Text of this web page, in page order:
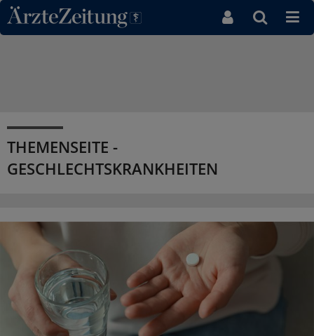
Direkt zum Inhaltsbereich
THEMENSEITE -
GESCHLECHTSKRANKHEITEN